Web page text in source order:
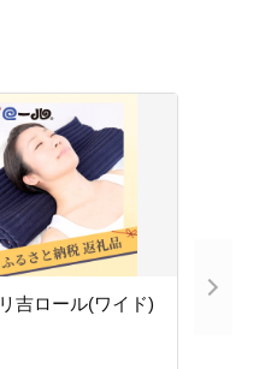
吉ロール(ワイド)